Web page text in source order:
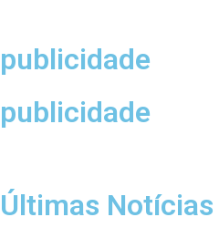
publicidade
publicidade
Últimas Notícias